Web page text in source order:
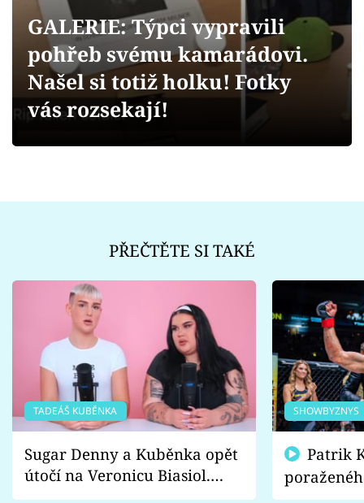
Videa
Sledujte prima+
GALERIE: Týpci vypravili
pohřeb svému kamarádovi.
Našel si totiž holku! Fotky
vás rozsekají!
PŘEČTĚTE SI TAKÉ
TADEÁŠ KUBĚNKA
Sugar Denny a Kuběnka opět
útočí na Veronicu Biasiol.
Proč je podle nich falešná a
SHOWBYZNYS
fanoušci